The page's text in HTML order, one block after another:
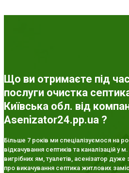
Що ви отримаєте під
послуги очистка
Київська обл. від
Asenizator24.pp.ua ?
Більше 7 років ми спеціалізуємося на
відкачування септиків та каналізацій у
вигрібних ям, туалетів, асенізатор
про викачування септика житлових